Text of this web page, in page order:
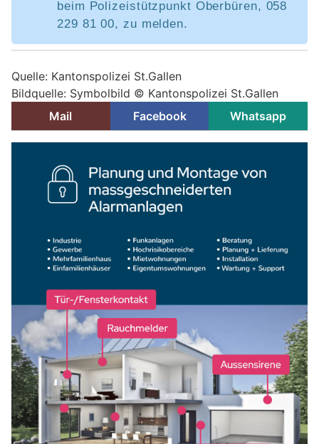
beim Polizeistützpunkt Oberbüren, 058
229 81 00, zu melden.
Quelle: Kantonspolizei St.Gallen
Bildquelle: Symbolbild © Kantonspolizei St.Gallen
Mail
Facebook Whatsapp